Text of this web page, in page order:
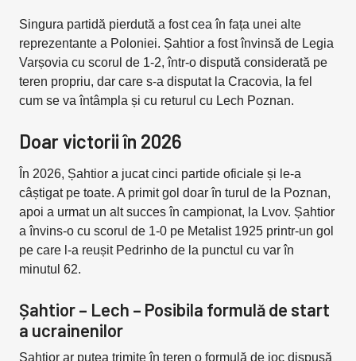
Singura partidă pierdută a fost cea în fața unei alte
reprezentante a Poloniei. Șahtior a fost învinsă de Legia
Varșovia cu scorul de 1-2, într-o dispută considerată pe
teren propriu, dar care s-a disputat la Cracovia, la fel
cum se va întâmpla și cu returul cu Lech Poznan.
Doar victorii în 2026
În 2026, Șahtior a jucat cinci partide oficiale și le-a
câștigat pe toate. A primit gol doar în turul de la Poznan,
apoi a urmat un alt succes în campionat, la Lvov. Șahtior
a învins-o cu scorul de 1-0 pe Metalist 1925 printr-un gol
pe care l-a reușit Pedrinho de la punctul cu var în
minutul 62.
Șahtior – Lech – Posibila formulă de start
a ucrainenilor
Șahtior ar putea trimite în teren o formulă de joc dispusă